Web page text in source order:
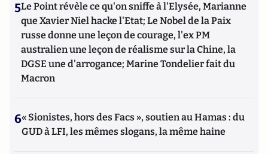
5Le Point révèle ce qu'on sniffe à l'Elysée, Marianne
que Xavier Niel hacke l'Etat; Le Nobel de la Paix
russe donne une leçon de courage, l'ex PM
australien une leçon de réalisme sur la Chine, la
DGSE une d'arrogance; Marine Tondelier fait du
Macron
6« Sionistes, hors des Facs », soutien au Hamas : du
GUD à LFI, les mêmes slogans, la même haine